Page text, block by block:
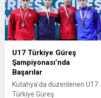
insansız hava aracı
prototipleri Karacasu
Kampüsü’nde gökyüzüyle
buluştu KİÜ Rektörü Prof. Dr.
gelecekte KAAN ve
HÜRJET’leri üretecek
gençlerin attığı ilk adımdır”
dedi Kahramanmaraş
İstiklal Üniversitesi (KİÜ)
U17 Türkiye Güreş
Şampiyonası’nda
Başarılar
Kütahya’da düzenlenen U17
Türkiye Güreş